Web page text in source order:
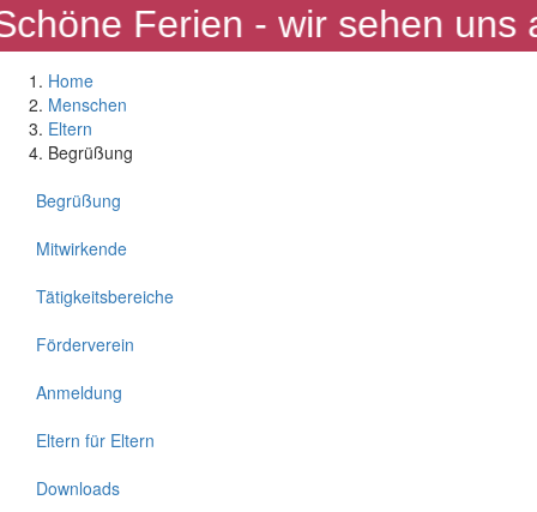
Ferien - wir sehen uns
Home
Menschen
Eltern
Begrüßung
Begrüßung
Mitwirkende
Tätigkeitsbereiche
Förderverein
Anmeldung
Eltern für Eltern
Downloads